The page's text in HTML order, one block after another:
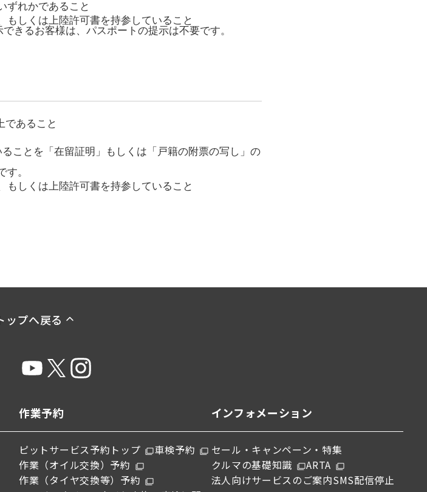
ずれかであること
しくは上陸許可書を持参していること
きるお客様は、パスポートの提示は不要です。
であること
ことを「在留証明」もしくは「戸籍の附票の写し」の
。
しくは上陸許可書を持参していること
ップへ戻る
作業予約
ピットサービス予約トップ
車検予約
作業（オイル交換）予約
作業（タイヤ交換等）予約
インフォメーション
セール・キャンペーン・特集
クルマの基礎知識
ARTA
法人向けサービスのご案内SMS配信停止